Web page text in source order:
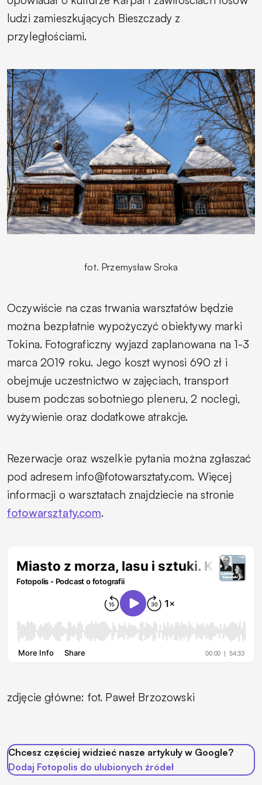
ludzi zamieszkujących Bieszczady z
przyległościami.
fot. Przemysław Sroka
Oczywiście na czas trwania warsztatów będzie
można bezpłatnie wypożyczyć obiektywy marki
Tokina. Fotograficzny wyjazd zaplanowana na 1-3
marca 2019 roku. Jego koszt wynosi 690 zł i
obejmuje uczestnictwo w zajęciach, transport
busem podczas sobotniego pleneru, 2 noclegi,
wyżywienie oraz dodatkowe atrakcje.
Rezerwacje oraz wszelkie pytania można zgłaszać
pod adresem info@fotowarsztaty.com. Więcej
informacji o warsztatach znajdziecie na stronie
fotowarsztaty.com.
zdjęcie główne: fot. Paweł Brzozowski
Chcesz częściej widzieć nasze artykuły w Google?
Dodaj Fotopolis do ulubionych źródeł